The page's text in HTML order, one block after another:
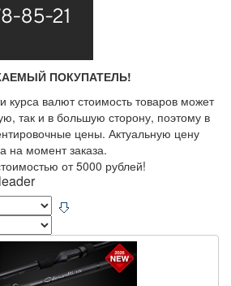
ПОКУПАТЕЛЬ!
курса валют стоимость товаров может
так и в большую сторону, поэтому в
цены. Актуальную цену
на момент заказа.
от 5000 рублей!